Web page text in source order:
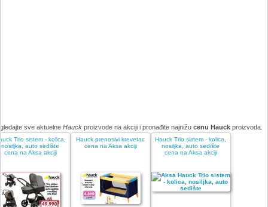
sve aktuelne Hauckproizvode na akciji i pronađite najnižu cenu Hauckproizvoda.
Trio sistem - kolica,
nosiljka, auto sedište
cena na Aksa akciji
Hauck prenosivi krevetac
cena na Aksa akciji
Hauck Trio sistem - kolica,
nosiljka, auto sedište
cena na Aksa akciji